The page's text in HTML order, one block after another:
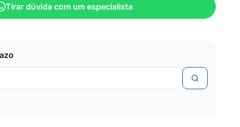
Tirar dúvida com um especialista